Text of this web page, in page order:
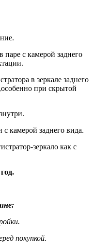
паре с камерой заднего
в зеркале заднего
при скрытой
камерой заднего вида.
зеркало как с
покупкой.